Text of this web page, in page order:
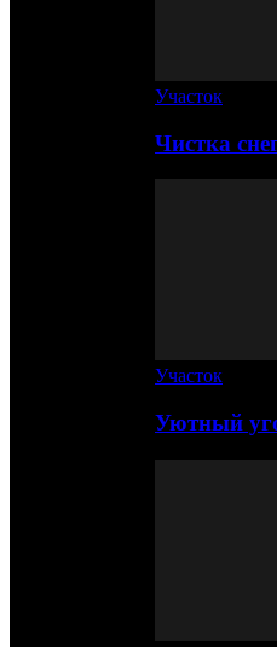
Участок
Чистка
Участок
Уютный